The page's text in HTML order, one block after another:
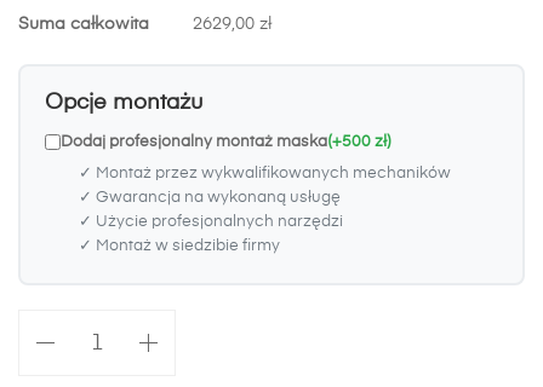
Suma całkowita 2629,00 zł
Opcje montażu
Dodaj profesjonalny montaż maska(+500 zł)
✓ Montaż przez wykwalifikowanych mechaników
✓ Gwarancja na wykonaną usługę
✓ Użycie profesjonalnych narzędzi
✓ Montaż w siedzibie firmy